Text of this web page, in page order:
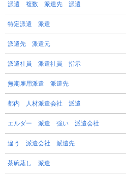
派遣 複数 派遣先 派遣
特定派遣 派遣
派遣先 派遣元
派遣社員 派遣社員 指示
無期雇用派遣 派遣先
都内 人材派遣会社 派遣
エルダー 派遣 強い 派遣会社
違う 派遣会社 派遣先
茶碗蒸し 派遣